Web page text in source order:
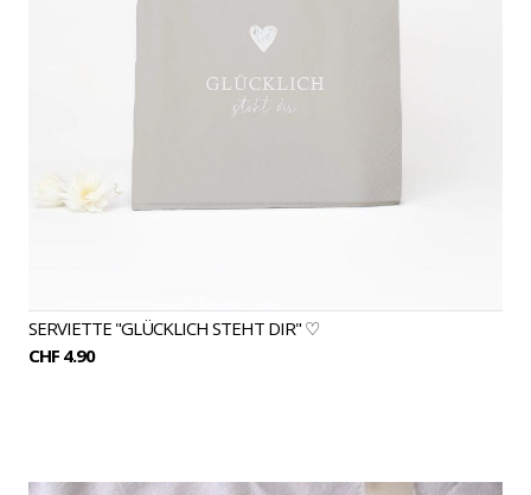
SERVIETTE "GLÜCKLICH STEHT DIR" ♡
CHF 4.90